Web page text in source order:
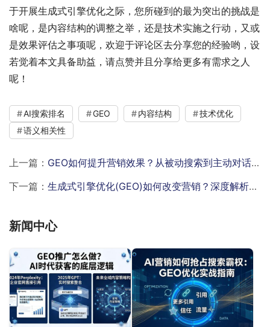
于开展生成式引擎优化之际，您所碰到的最为突出的挑战是
啥呢，是内容结构的调整之举，还是技术实施之行动，又或
是效果评估之事项呢，欢迎于评论区去分享您的经验哟，设
若觉着本文具备助益，请点赞并且分享给更多有需求之人
呢！
AI搜索排名 GEO 内容结构
技术优化
语义相关性
上一篇： GEO如何提升营销效果？从被动搜索到主动对话，企业精准触达用户
下一篇： 生成式引擎优化(GEO)如何改变营销？深度解析其对内容可见性与AI搜索的颠覆性影响
新闻中心